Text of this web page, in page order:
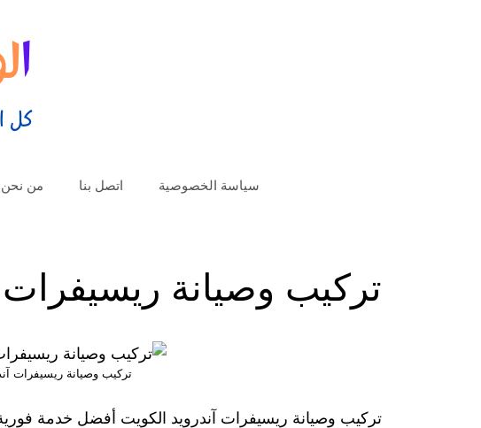
سياسة الخصوصية اتصل بنا من نحن
تركيب وصيانة ريسيفرات
تركيب وصيانة ريسيفرات
تركيب وصيانة ريسيفرات آندرويد الكويت أفضل خدمة